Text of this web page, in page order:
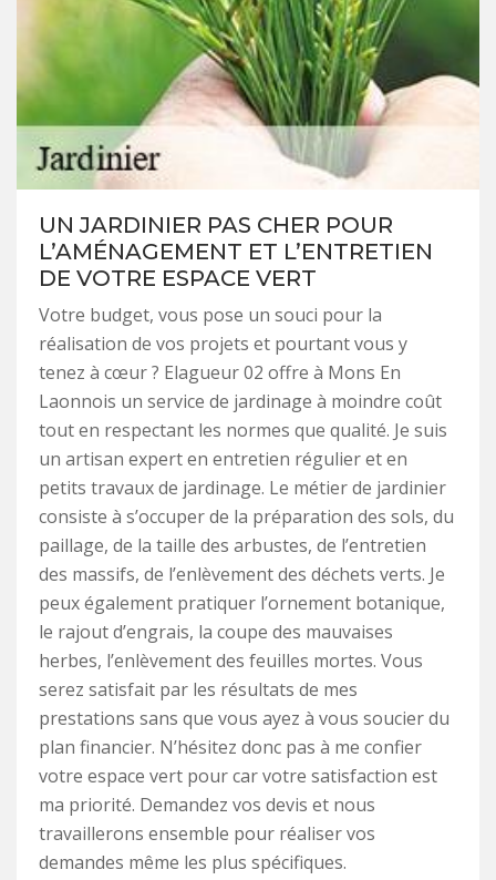
UN JARDINIER PAS CHER POUR
L’AMÉNAGEMENT ET L’ENTRETIEN
DE VOTRE ESPACE VERT
Votre budget, vous pose un souci pour la
réalisation de vos projets et pourtant vous y
tenez à cœur ? Elagueur 02 offre à Mons En
Laonnois un service de jardinage à moindre coût
tout en respectant les normes que qualité. Je suis
un artisan expert en entretien régulier et en
petits travaux de jardinage. Le métier de jardinier
consiste à s’occuper de la préparation des sols, du
paillage, de la taille des arbustes, de l’entretien
des massifs, de l’enlèvement des déchets verts. Je
peux également pratiquer l’ornement botanique,
le rajout d’engrais, la coupe des mauvaises
herbes, l’enlèvement des feuilles mortes. Vous
serez satisfait par les résultats de mes
prestations sans que vous ayez à vous soucier du
plan financier. N’hésitez donc pas à me confier
votre espace vert pour car votre satisfaction est
ma priorité. Demandez vos devis et nous
travaillerons ensemble pour réaliser vos
demandes même les plus spécifiques.